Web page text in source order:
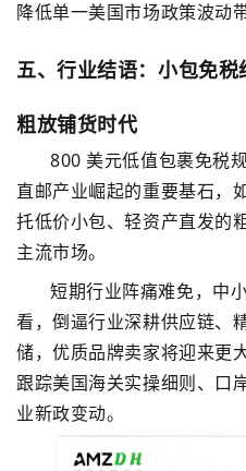
降低单一美国市场政策波动
五、行业结语：小包免
粗放铺货时代
800 美元低值包裹免税
直邮产业崛起的重要基石，
托低价小包、轻资产直发的
主流市场。
短期行业阵痛难免，中
看，倒逼行业深耕供应链、
储，优质品牌卖家将迎来更
跟踪美国海关实操细则、口
业新政变动。